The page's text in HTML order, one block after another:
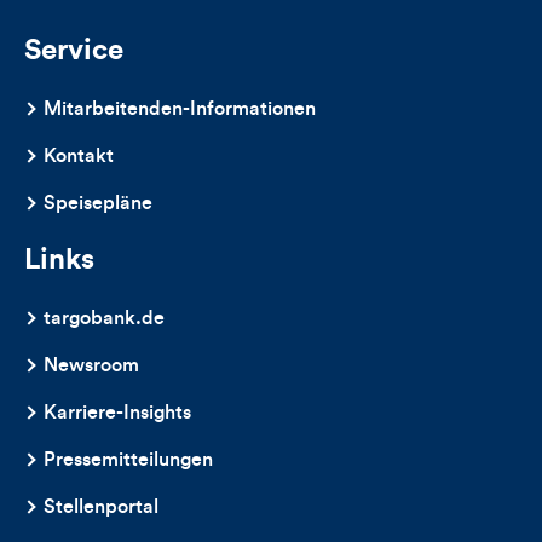
Kommentare
dieses
Artikels
Service
Mitarbeitenden-Informationen
Kontakt
Speisepläne
Links
targobank.de
Newsroom
Karriere-Insights
Pressemitteilungen
Stellenportal